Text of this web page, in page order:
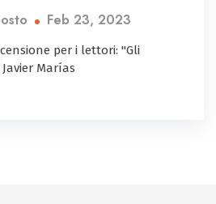
Feb 23, 2023
per i lettori: "Gli
Marías